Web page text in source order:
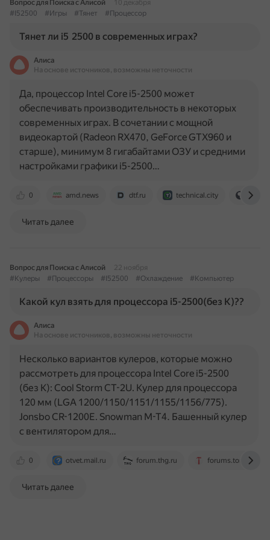
Вопрос для Поиска с Алисой
10 декабря
#I52500
#Игры #Тянет #Процессор
Тянет ли i5 2500 в современных играх?
Алиса
На основе источников, возможны неточности
0 amd.news dtf.ru technical.city
Да, процессор Intel Core i5-2500 может
обеспечивать производительность в некоторых
современных играх. В сочетании с мощной
видеокартой (Radeon RX470, GeForce GTX960 и
старше), минимум 8 гигабайтами ОЗУ и средними
настройками графики i5-2500…
Читать далее
Вопрос для Поиска с Алисой
22 ноября
#Кулеры
#Процессоры #I52500 #Охлаждение #Компьютер
Какой кул взять для процессора i5-2500(без K)??
Алиса
На основе источников, возможны неточности
0 otvet.mail.ru forum.thg.ru
Несколько вариантов кулеров, которые можно
рассмотреть для процессора Intel Core i5-2500
(без K): Cool Storm CT-2U. Кулер для процессора
120 мм (LGA 1200/1150/1151/1155/1156/775).
Jonsbo CR-1200E. Snowman M-T4. Башенный кулер
с вентилятором для…
Читать далее